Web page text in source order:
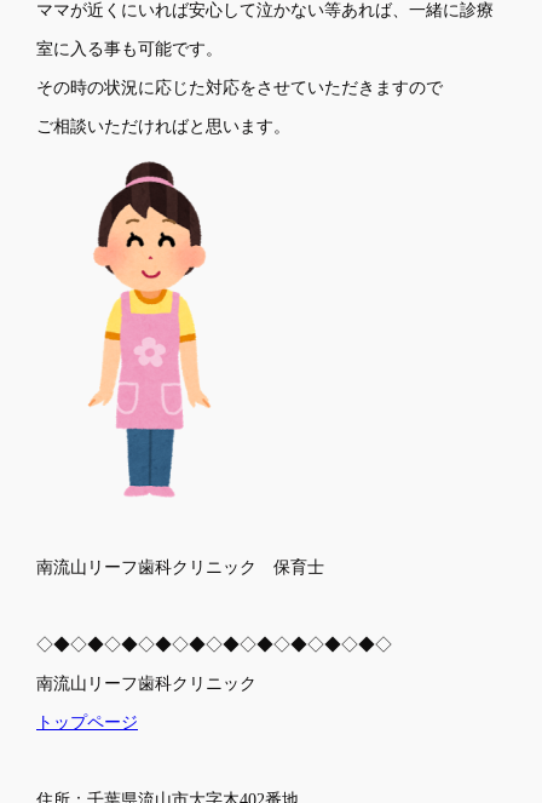
ママが近くにいれば安心して泣かない等あれば、一緒に診療
室に入る事も可能です。
その時の状況に応じた対応をさせていただきますので
ご相談いただければと思います。
南流山リーフ歯科クリニック 保育士
◇◆◇◆◇◆◇◆◇◆◇◆◇◆◇◆◇◆◇◆◇
南流山リーフ歯科クリニック
トップページ